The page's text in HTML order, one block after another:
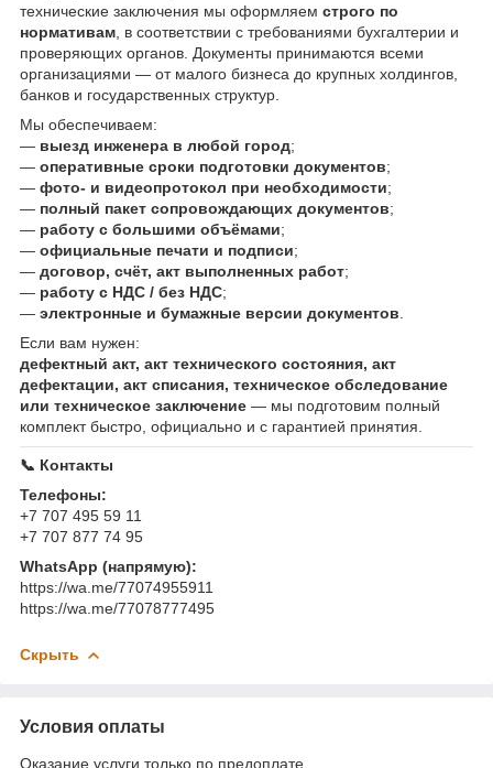
технические заключения мы оформляем строго по
нормативам , в соответствии с требованиями бухгалтерии и
проверяющих органов. Документы принимаются всеми
организациями — от малого бизнеса до крупных холдингов,
банков и государственных структур.
Мы обеспечиваем:
— выезд инженера в любой город;
— оперативные сроки подготовки документов;
— фото- и видеопротокол при необходимости;
— полный пакет сопровождающих документов;
— работу с большими объёмами;
— официальные печати и подписи;
— договор, счёт, акт выполненных работ;
— работу с НДС / без НДС;
— электронные и бумажные версии документов
Если вам нужен:
дефектный акт, акт технического состояния, акт
дефектации, акт списания, техническое обследование
или техническое заключение — мы подготовим полный
комплект быстро, официально и с гарантией принятия.
📞 Контакты
Телефоны:
+7 707 495 59 11
+7 707 877 74 95
WhatsApp (напрямую):
https://wa.me/77074955911
https://wa.me/77078777495
Скрыть
Условия оплаты
Оказание услуги только по предоплате.